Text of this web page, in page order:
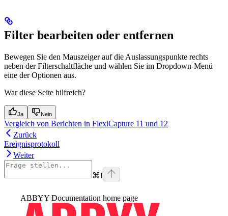
Filter bearbeiten oder entfernen
Bewegen Sie den Mauszeiger auf die Auslassungspunkte rechts
neben der Filterschaltfläche und wählen Sie im Dropdown-Menü
eine der Optionen aus.
War diese Seite hilfreich?
Ja Nein
Vergleich von Berichten in FlexiCapture 11 und 12
Zurück
Ereignisprotokoll
Weiter
⌘I
ABBYY Documentation home page